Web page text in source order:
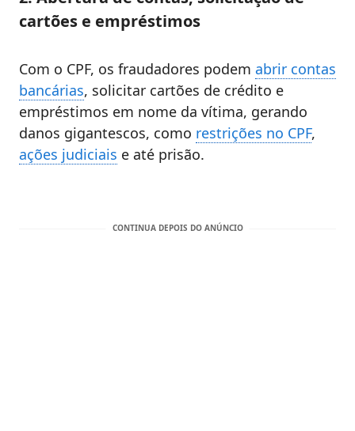
cartões e empréstimos
Com o CPF, os fraudadores podem abrir contas
bancárias, solicitar cartões de crédito e
empréstimos em nome da vítima, gerando
danos gigantescos, como restrições no CPF,
ações judiciais e até prisão.